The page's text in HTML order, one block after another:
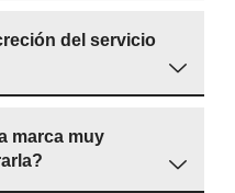
del servicio
marca muy